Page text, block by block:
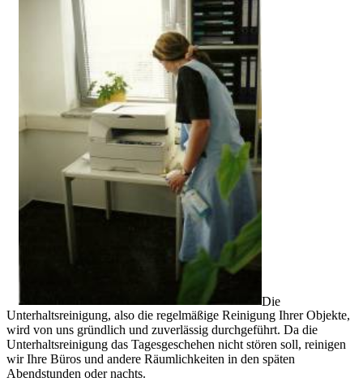
Die
Unterhaltsreinigung, also die regelmäßige Reinigung Ihrer Objekte,
wird von uns gründlich und zuverlässig durchgeführt. Da die
Unterhaltsreinigung das Tagesgeschehen nicht stören soll, reinigen
wir Ihre Büros und andere Räumlichkeiten in den späten
Abendstunden oder nachts.